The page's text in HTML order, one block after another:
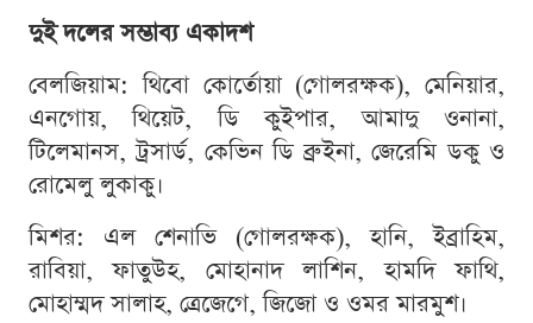
দুই দলের সম্ভাব্য একাদশ
বেলজিয়াম: থিবো কোর্তোয়া (গোলরক্ষক), মেনিয়ার,
এনগোয়, থিয়েট, ডি কুইপার, আমাদু ওনানা,
টিলেমানস, ট্রসার্ড, কেভিন ডি ব্রুইনা, জেরেমি ডকু ও
রোমেলু লুকাকু।
মিশর: এল শেনাভি (গোলরক্ষক), হানি, ইব্রাহিম,
রাবিয়া, ফাতুউহ, মোহানাদ লাশিন, হামদি ফাথি,
মোহাম্মদ সালাহ, ত্রেজেগে, জিজো ও ওমর মারমুশ।